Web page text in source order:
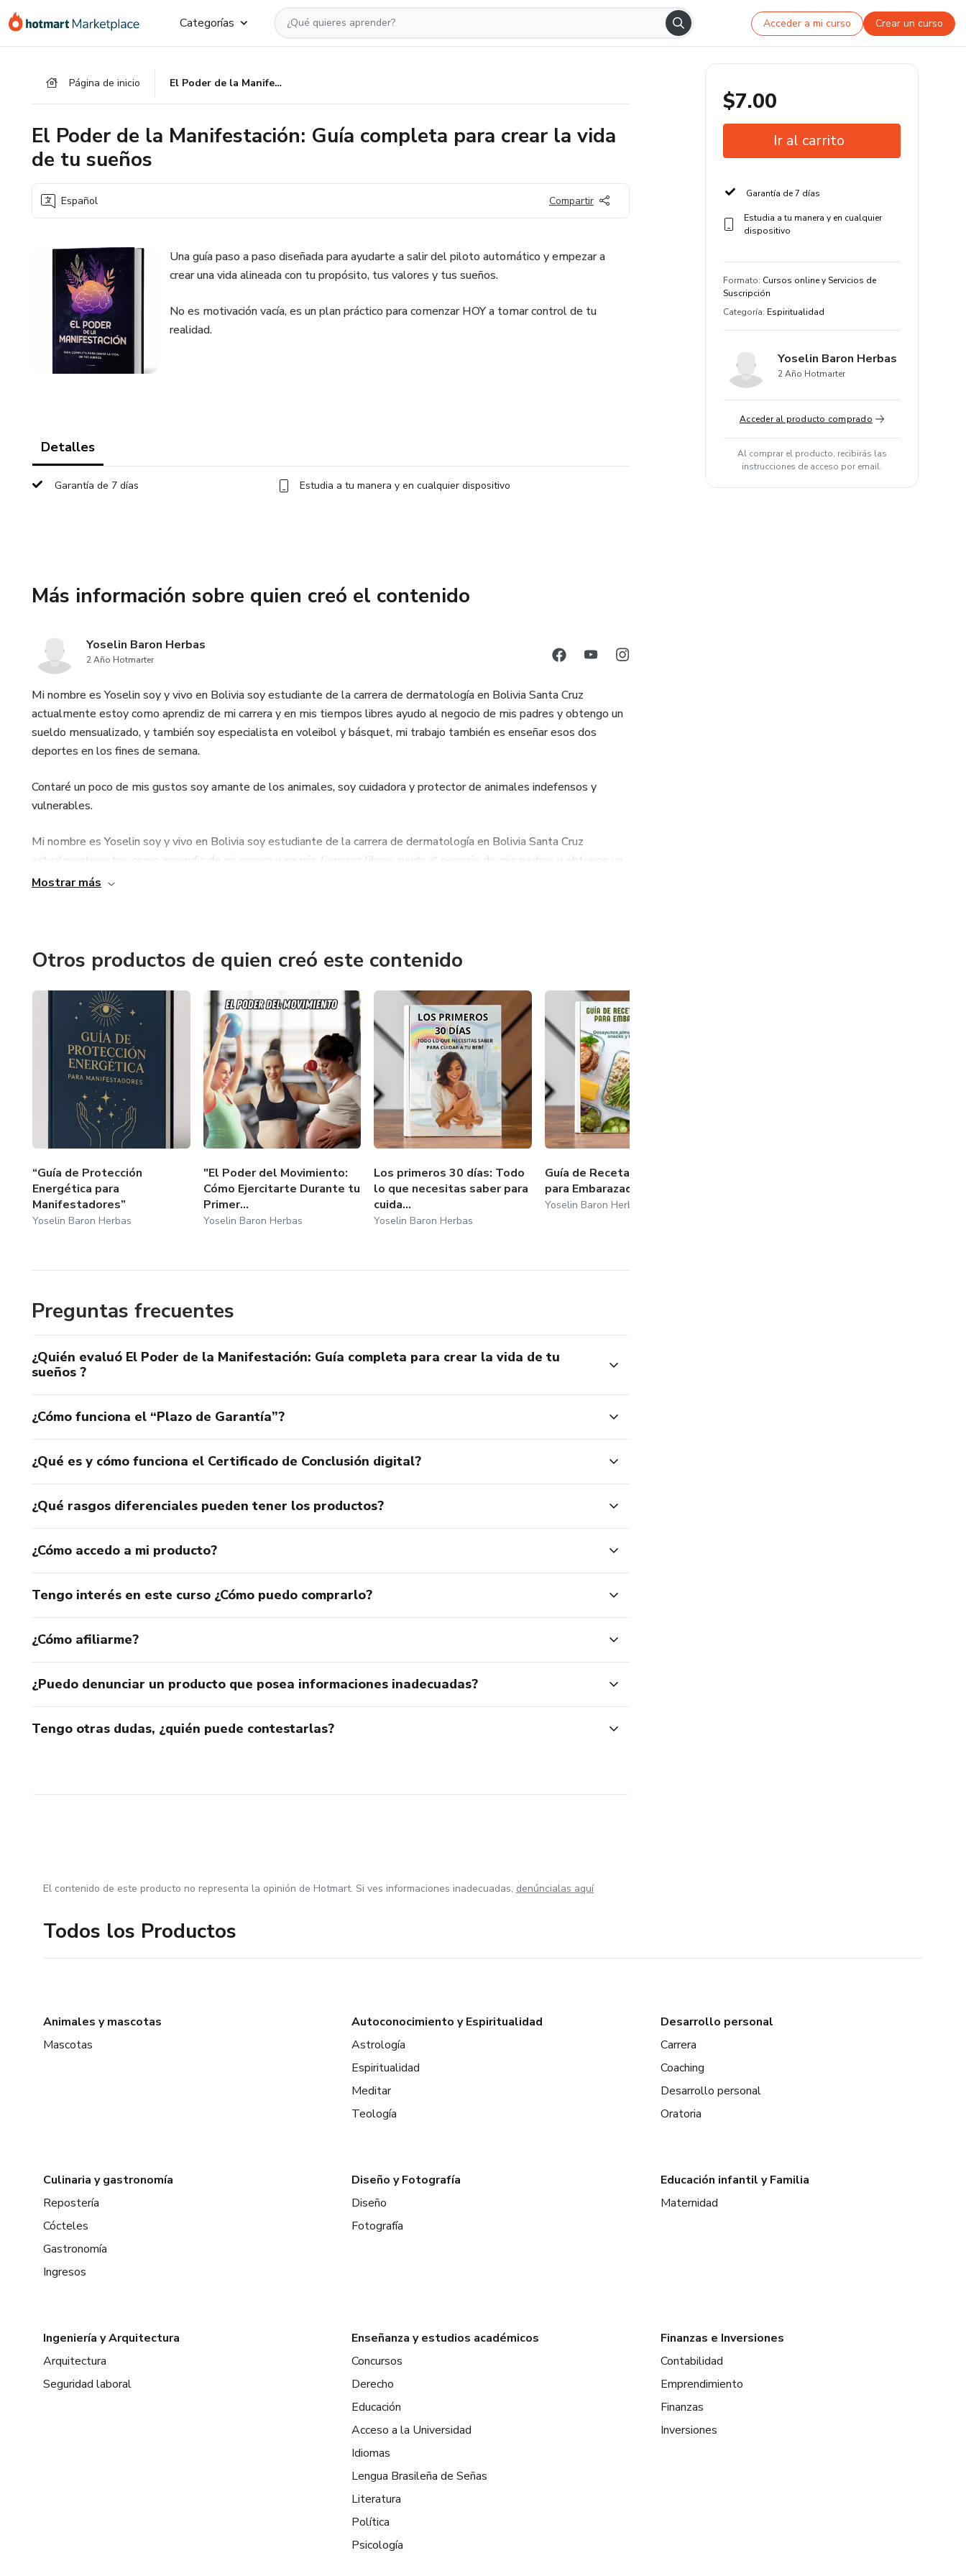
Categorías Acceder a mi curso Crear un curso
Página de inicio El Poder de la Manifestación: Guía completa para crear la vida de tu sueños
El Poder de la Manifestación: Guía completa para crear la vida
de tu sueños
Español Compartir
Una guía paso a paso diseñada para ayudarte a salir del piloto automático y empezar a
crear una vida alineada con tu propósito, tus valores y tus sueños.
No es motivación vacía, es un plan práctico para comenzar HOY a tomar control de tu
realidad.
Detalles
Garantía de 7 días Estudia a tu manera y en cualquier dispositivo
Más información sobre quien creó el contenido
Yoselin Baron Herbas
2 Año Hotmarter
Mi nombre es Yoselin soy y vivo en Bolivia soy estudiante de la carrera de dermatología en Bolivia Santa Cruz
actualmente estoy como aprendiz de mi carrera y en mis tiempos libres ayudo al negocio de mis padres y obtengo un
sueldo mensualizado, y también soy especialista en voleibol y básquet, mi trabajo también es enseñar esos dos
deportes en los fines de semana.
Contaré un poco de mis gustos soy amante de los animales, soy cuidadora y protector de animales indefensos y
vulnerables.
Mi nombre es Yoselin soy y vivo en Bolivia soy estudiante de la carrera de dermatología en Bolivia Santa Cruz
actualmente estoy como aprendiz de mi carrera y en mis tiempos libres ayudo al negocio de mis padres y obtengo un
sueldo mensualizado, y también soy especialista en voleibol y básquet, mi trabajo también es enseñar esos dos
vulnerables.
Mostrar más
Otros productos de quien creó este contenido
“Guía de Protección
Energética para
Manifestadores”
Yoselin Baron Herbas
"El Poder del Movimiento:
Cómo Ejercitarte Durante tu
Primer...
Yoselin Baron Herbas
Los primeros 30 días: Todo
lo que necesitas saber para
cuida...
Yoselin Baron Herbas
Guía de Recetas Fáciles
para Embarazadas
Yoselin Baron Herbas
Preguntas frecuentes
¿Quién evaluó El Poder de la Manifestación: Guía completa para crear la vida de tu
sueños ?
¿Cómo funciona el “Plazo de Garantía”?
¿Qué es y cómo funciona el Certificado de Conclusión digital?
¿Qué rasgos diferenciales pueden tener los productos?
¿Cómo accedo a mi producto?
Tengo interés en este curso ¿Cómo puedo comprarlo?
¿Cómo afiliarme?
¿Puedo denunciar un producto que posea informaciones inadecuadas?
Tengo otras dudas, ¿quién puede contestarlas?
$7.00
Ir al carrito
Garantía de 7 días
Estudia a tu manera y en cualquier
dispositivo
Formato: Cursos online y Servicios de
Suscripción
Categoría: Espiritualidad
Yoselin Baron Herbas
2 Año Hotmarter
Acceder al producto comprado
Al comprar el producto, recibirás las
instrucciones de acceso por email.
El contenido de este producto no representa la opinión de Hotmart. Si ves informaciones inadecuadas, denúncialas aquí
Todos los Productos
Animales y mascotas
Mascotas
Autoconocimiento y Espiritualidad
Astrología
Espiritualidad
Meditar
Teología
Desarrollo personal
Carrera
Coaching
Desarrollo personal
Oratoria
Culinaria y gastronomía
Repostería
Cócteles
Gastronomía
Ingresos
Diseño y Fotografía
Diseño
Fotografía
Educación infantil y Familia
Maternidad
Ingeniería y Arquitectura
Arquitectura
Seguridad laboral
Enseñanza y estudios académicos
Concursos
Derecho
Educación
Acceso a la Universidad
Idiomas
Lengua Brasileña de Señas
Literatura
Política
Psicología
Finanzas e Inversiones
Contabilidad
Emprendimiento
Finanzas
Inversiones